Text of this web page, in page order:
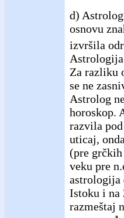
d)
osnovu
izvršila
Astrologija
Za razliku
se ne
Astrolog
horoskop.
razvila
uticaj,
(pre
veku pre
astrologija
Istoku i na
razmeštaj